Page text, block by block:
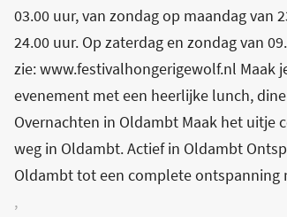
03.00 uur, van zondag op maandag van
24.00 uur. Op zaterdag en zondag van
zie: www.festivalhongerigewolf.nl Maak
evenement met een heerlijke lunch,
Overnachten in Oldambt Maak het uitje
weg in Oldambt. Actief in Oldambt
Oldambt tot een complete ontspanning
,